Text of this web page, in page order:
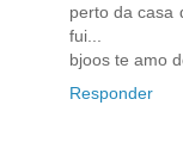
perto da casa
fui...
bjoos te amo
Responder